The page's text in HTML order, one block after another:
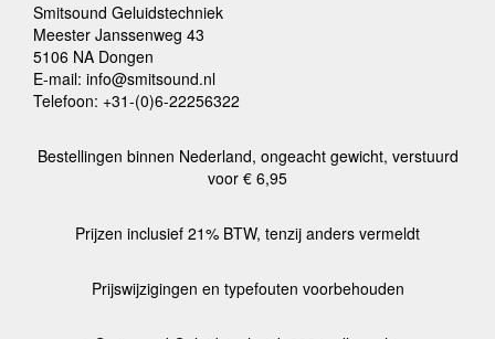
Smitsound Geluidstechniek
Meester Janssenweg 43
5106 NA Dongen
E-mail: info@smitsound.nl
Telefoon: +31-(0)6-22256322
Bestellingen binnen Nederland, ongeacht gewicht, verstuurd
voor € 6,95
Prijzen inclusief 21% BTW, tenzij anders vermeldt
Prijswijzigingen en typefouten voorbehouden